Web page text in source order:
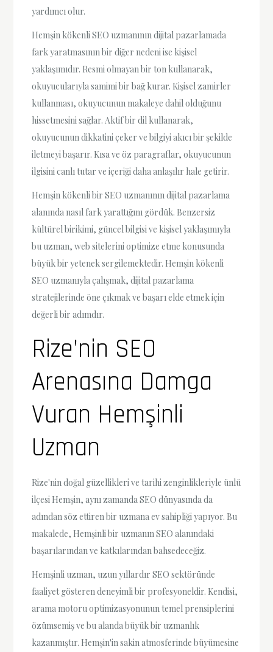
yardımcı olur.
Hemşin kökenli SEO uzmanının dijital pazarlamada
fark yaratmasının bir diğer nedeni ise kişisel
yaklaşımıdır. Resmi olmayan bir ton kullanarak,
okuyucularıyla samimi bir bağ kurar. Kişisel zamirler
kullanması, okuyucunun makaleye dahil olduğunu
hissetmesini sağlar. Aktif bir dil kullanarak,
okuyucunun dikkatini çeker ve bilgiyi akıcı bir şekilde
iletmeyi başarır. Kısa ve öz paragraflar, okuyucunun
ilgisini canlı tutar ve içeriği daha anlaşılır hale getirir.
Hemşin kökenli bir SEO uzmanının dijital pazarlama
alanında nasıl fark yarattığını gördük. Benzersiz
kültürel birikimi, güncel bilgisi ve kişisel yaklaşımıyla
bu uzman, web sitelerini optimize etme konusunda
büyük bir yetenek sergilemektedir. Hemşin kökenli
SEO uzmanıyla çalışmak, dijital pazarlama
stratejilerinde öne çıkmak ve başarı elde etmek için
değerli bir adımdır.
Rize’nin SEO
Arenasına Damga
Vuran Hemşinli
Uzman
Rize'nin doğal güzellikleri ve tarihi zenginlikleriyle ünlü
ilçesi Hemşin, aynı zamanda SEO dünyasında da
adından söz ettiren bir uzmana ev sahipliği yapıyor. Bu
makalede, Hemşinli bir uzmanın SEO alanındaki
başarılarından ve katkılarından bahsedeceğiz.
Hemşinli uzman, uzun yıllardır SEO sektöründe
faaliyet gösteren deneyimli bir profesyoneldir. Kendisi,
arama motoru optimizasyonunun temel prensiplerini
özümsemiş ve bu alanda büyük bir uzmanlık
kazanmıştır. Hemşin'in sakin atmosferinde büyümesine